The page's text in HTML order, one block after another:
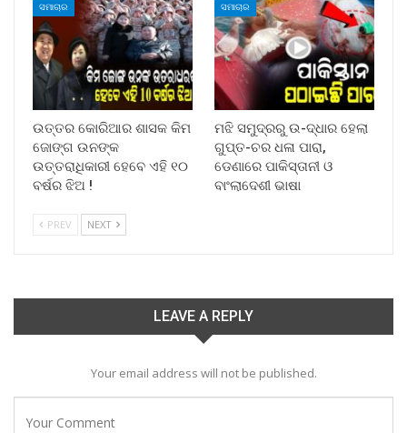
ସମାଚାର
ଉତ୍ତର କୋରିଆର ଶାସକ କିମ
ଜୋଙ୍ଗ ଉନଙ୍କ
ଉତ୍ତରାଧିକାରୀ ହେବେ ଏହି ୧୦
ବର୍ଷର ଝିଅ !
ସମାଚାର
ମଝି ସମୁଦ୍ରରୁ ଉ-ଦ୍ଧାର ହେଲା
ଗୁପ୍ତ-ଚର ଧଳା ପାରା,
ଡେଣାରେ ପାକିସ୍ତାନୀ ଓ
ବାଂଲାଦେଶୀ ଭାଷା
PREV NEXT
LEAVE A REPLY
Your email address will not be published.